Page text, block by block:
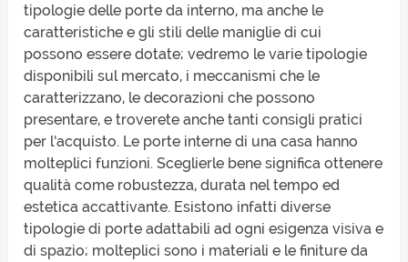
tipologie delle porte da interno, ma anche le
caratteristiche e gli stili delle maniglie di cui
possono essere dotate; vedremo le varie tipologie
disponibili sul mercato, i meccanismi che le
caratterizzano, le decorazioni che possono
presentare, e troverete anche tanti consigli pratici
per l’acquisto. Le porte interne di una casa hanno
molteplici funzioni. Sceglierle bene significa ottenere
qualità come robustezza, durata nel tempo ed
estetica accattivante. Esistono infatti diverse
tipologie di porte adattabili ad ogni esigenza visiva e
di spazio; molteplici sono i materiali e le finiture da